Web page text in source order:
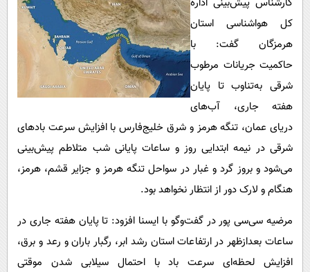
سرگرمی
فناوری
گوناگون
حوادث
سلامت
بین الملل
حیات وحش
سیاست خارجی
پیامک
روانشناسی
آشپزی
دانلود
کل هواشناسی استان
هرمزگان گفت: با
حاکمیت جریانات مرطوب
شرقی به‌تناوب تا پایان
هفته جاری، آب‌های
دریای عمان، تنگه هرمز و شرق خلیج‌فارس با افزایش سرعت بادهای
شرقی در نیمه ابتدایی روز و ساعات پایانی شب متلاطم پیش‌بینی
می‌شود و بروز گرد و غبار در سواحل تنگه هرمز و جزایر قشم، هرمز،
هنگام و لارک دور از انتظار نخواهد بود.
مرضیه سی‌سی پور در گفت‌وگو با ایسنا افزود: تا پایان هفته جاری در
ساعات بعدازظهر در ارتفاعات استان رشد ابر، رگبار باران و رعد و برق،
افزایش لحظه‌ای سرعت باد با احتمال سیلابی شدن موقتی